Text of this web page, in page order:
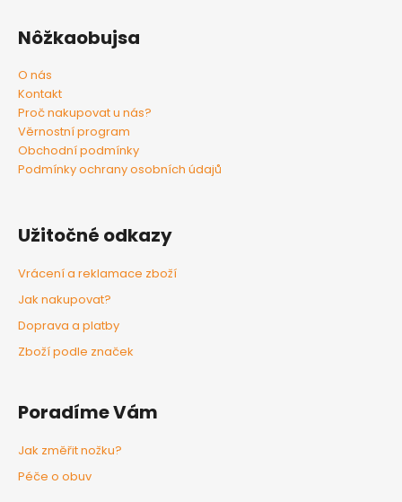
Nôžkaobujsa
O nás
Kontakt
Proč nakupovat u nás?
Věrnostní program
Obchodní podmínky
Podmínky ochrany osobních údajů
Užitočné odkazy
Vrácení a reklamace zboží
Jak nakupovat?
Doprava a platby
Zboží podle značek
Poradíme Vám
Jak změřit nožku?
Péče o obuv